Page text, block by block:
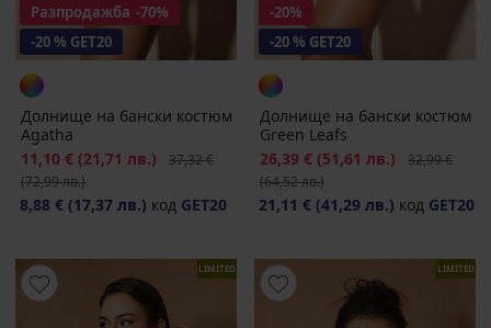
Разпродажба -70%
-20 % GET20
Долнище на бански костюм
Agatha
Намаление
11,10 € (21,71 лв.) Първоначална цена
37,32 €
(72,99 лв.)
8,88 € (17,37 лв.) код GET20
-20%
-20 % GET20
Долнище на бански костюм
Green Leafs
Намаление
26,39 € (51,61 лв.)
32,99 €
(64,52 лв.)
21,11 € (41,29 лв.) код GET20
LIMITED LIMITED